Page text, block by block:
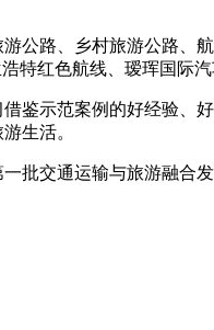
路、乡村旅游公路、
特红色航线、瑷珲国际
示范案例的好经验、
生活。
交通运输与旅游融合发